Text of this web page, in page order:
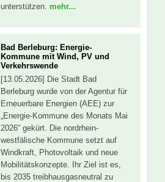
unterstützen. mehr...
Bad Berleburg: Energie-
Kommune mit Wind, PV und
Verkehrswende
[13.05.2026] Die Stadt Bad
Berleburg wurde von der Agentur für
Erneuerbare Energien (AEE) zur
„Energie-Kommune des Monats Mai
2026“ gekürt. Die nordrhein-
westfälische Kommune setzt auf
Windkraft, Photovoltaik und neue
Mobilitätskonzepte. Ihr Ziel ist es,
bis 2035 treibhausgasneutral zu